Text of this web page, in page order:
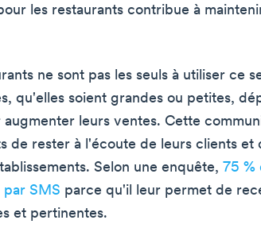
les restaurants contribue à
ne sont pas les seuls à utiliser ce
qu'elles soient grandes ou petites,
augmenter leurs ventes. Cette
de rester à l'écoute de leurs clients
Selon une enquête, 75 %
SMS parce qu'il leur permet de
et pertinentes.